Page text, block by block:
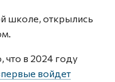
школе, открылись
что в 2024 году
войдет